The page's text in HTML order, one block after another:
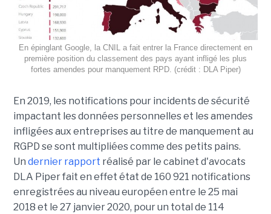
En épinglant Google, la CNIL a fait entrer la France directement en
première position du classement des pays ayant infligé les plus
fortes amendes pour manquement RPD. (crédit : DLA Piper)
En 2019, les notifications pour incidents de sécurité
impactant les données personnelles et les amendes
infligées aux entreprises au titre de manquement au
RGPD se sont multipliées comme des petits pains.
Un dernier rapport réalisé par le cabinet d'avocats
DLA Piper fait en effet état de 160 921 notifications
enregistrées au niveau européen entre le 25 mai
2018 et le 27 janvier 2020, pour un total de 114